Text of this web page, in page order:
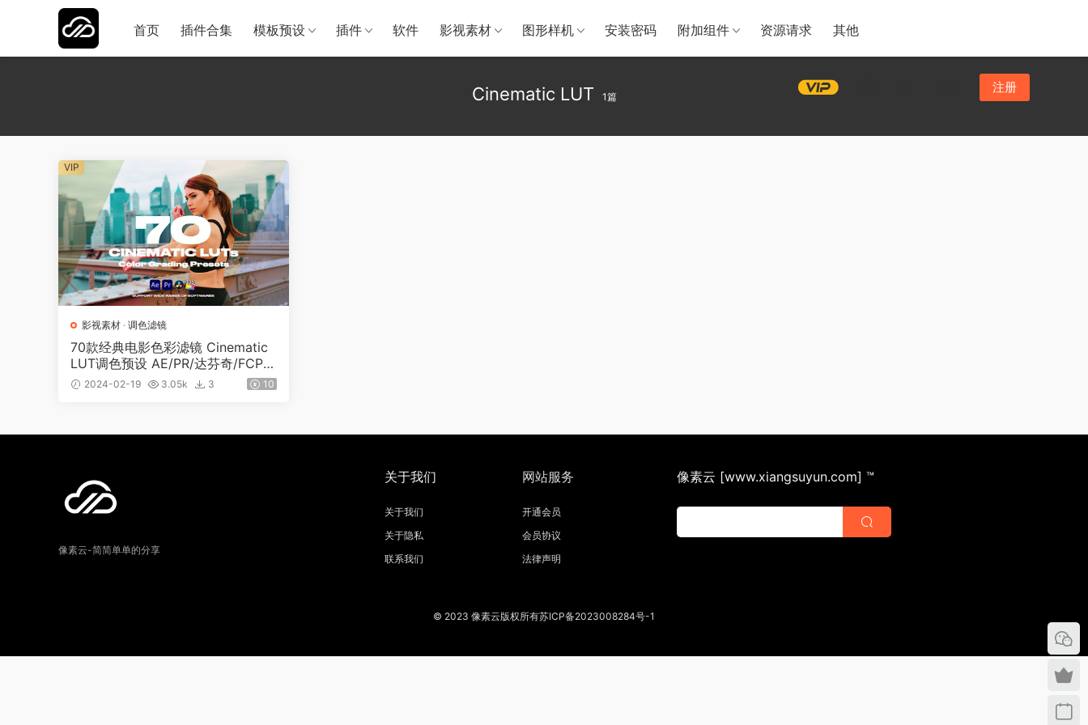
首页 插件合集 模板预设 插件 软件 影视素材 图形样机 安装密码 附加组件 资源请求 其他
注册
Cinematic LUT 1篇
影视素材 · 调色滤镜
70款经典电影色彩滤镜 Cinematic
LUT调色预设 AE/PR/达芬奇/FCPX
11252024-02-19 3.05k 3 10
VIP
像素云-简简单单的分享
关于我们
关于我们
关于隐私
联系我们
网站服务
开通会员
会员协议
法律声明
像素云 [www.xiangsuyun.com] ™
© 2023 像素云版权所有苏ICP备2023008284号-1